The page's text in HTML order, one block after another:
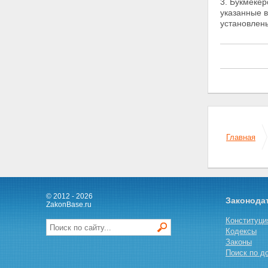
изменений в часть вторую
Налогового кодекса Российской
Статья 19. О признании
утратившими силу отдельных
указанные
Главная
© 2012 - 2026
ZakonBase.ru
Кодексы
Законы
Поиск по